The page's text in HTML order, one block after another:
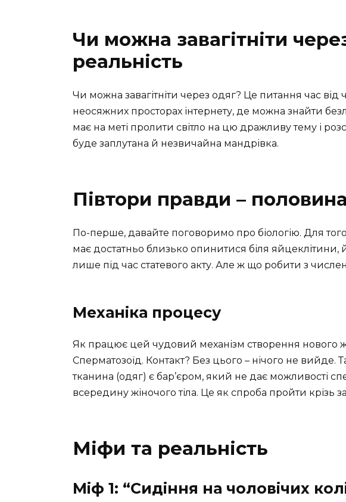
Чи можна завагітніти
реальність
Чи можна завагітніти через одяг? Це питання час
неосяжних просторах інтернету, де можна знайти
має на меті пролити світло на цю дражливу тему і
буде заплутана й незвичайна мандрівка.
Півтори правди –
По-перше, давайте поговоримо про біологію. Для того
має достатньо близько опинитися біля яйцеклітини,
лише під час статевого акту. Але ж що робити з
Механіка процесу
Як працює цей чудовий механізм створення нового
Сперматозоїд. Контакт? Без цього – нічого не вийде.
тканина (одяг) є бар’єром, який не дає можливості
всередину жіночого тіла. Це як спроба пройти крізь
Міфи та реальність
Міф 1: “Сидіння на чоловічих